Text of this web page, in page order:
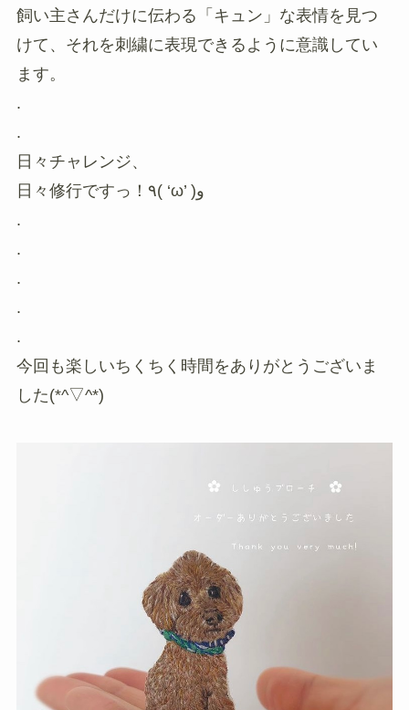
飼い主さんだけに伝わる「キュン」な表情を見つ
けて、それを刺繍に表現できるように意識してい
ます。
.
.
日々チャレンジ、
日々修行ですっ！٩( ‘ω’ )و
.
.
.
.
.
今回も楽しいちくちく時間をありがとうございま
した(*^▽^*)